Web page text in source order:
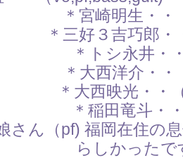
＊宮崎明生・・
＊三好３吉巧郎・
＊トシ永井・
＊大西洋介・・
＊大西映光・・
＊稲田竜斗・
さん（pf) 福岡在住の
らしかったで